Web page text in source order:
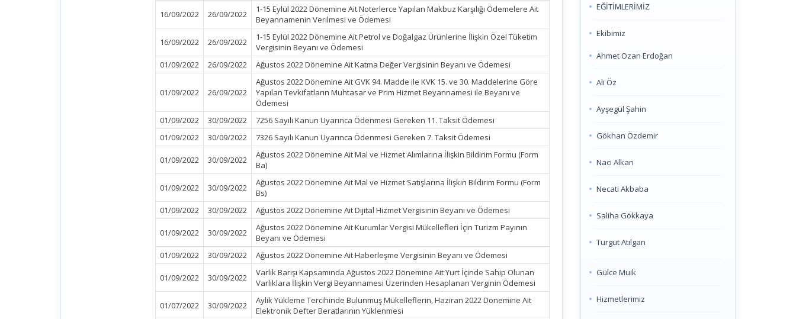
16/09/2022 26/09/2022
1-15 Eylül 2022 Dönemine Ait Noterlerce Yapılan Makbuz Karşılığı Ödemelere Ait
Beyannamenin Verilmesi ve Ödemesi
16/09/2022 26/09/2022
1-15 Eylül 2022 Dönemine Ait Petrol ve Doğalgaz Ürünlerine İlişkin Özel Tüketim
Vergisinin Beyanı ve Ödemesi
01/09/2022
26/09/2022 Ağustos 2022 Dönemine Ait Katma Değer Vergisinin Beyanı ve Ödemesi
01/09/2022 26/09/2022
Ağustos 2022 Dönemine Ait GVK 94. Madde ile KVK 15. ve 30. Maddelerine Göre
Yapılan Tevkifatların Muhtasar ve Prim Hizmet Beyannamesi ile Beyanı ve
Ödemesi
01/09/2022
30/09/2022
7256 Sayılı Kanun Uyarınca Ödenmesi Gereken 11. Taksit Ödemesi
01/09/2022
30/09/2022 7326 Sayılı Kanun Uyarınca Ödenmesi Gereken 7. Taksit Ödemesi
01/09/2022 30/09/2022
Ağustos 2022 Dönemine Ait Mal ve Hizmet Alımlarına İlişkin Bildirim Formu (Form
Ba)
01/09/2022 30/09/2022
Ağustos 2022 Dönemine Ait Mal ve Hizmet Satışlarına İlişkin Bildirim Formu (Form
Bs)
01/09/2022
30/09/2022 Ağustos 2022 Dönemine Ait Dijital Hizmet Vergisinin Beyanı ve Ödemesi
01/09/2022 30/09/2022
Ağustos 2022 Dönemine Ait Kurumlar Vergisi Mükellefleri İçin Turizm Payının
Beyanı ve Ödemesi
01/09/2022
30/09/2022 Ağustos 2022 Dönemine Ait Haberleşme Vergisinin Beyanı ve Ödemesi
01/09/2022 30/09/2022
Varlık Barışı Kapsamında Ağustos 2022 Dönemine Ait Yurt İçinde Sahip Olunan
Varlıklara İlişkin Vergi Beyannamesi Üzerinden Hesaplanan Verginin Ödemesi
01/07/2022 30/09/2022
Aylık Yükleme Tercihinde Bulunmuş Mükelleflerin, Haziran 2022 Dönemine Ait
Elektronik Defter Beratlarının Yüklenmesi
EĞİTİMLERİMİZ
Ekibimiz
Ahmet Ozan Erdoğan
Ali Öz
Ayşegül Şahin
Gökhan Özdemir
Naci Alkan
Necati Akbaba
Saliha Gökkaya
Turgut Atılgan
Gülce Muik
Hizmetlerimiz